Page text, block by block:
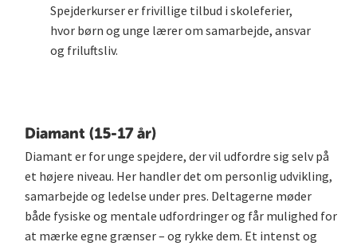
Spejderkurser er frivillige tilbud i skoleferier,
hvor børn og unge lærer om samarbejde, ansvar
og friluftsliv.
Diamant (15-17 år)
Diamant er for unge spejdere, der vil udfordre sig selv på
et højere niveau. Her handler det om personlig udvikling,
samarbejde og ledelse under pres. Deltagerne møder
både fysiske og mentale udfordringer og får mulighed for
at mærke egne grænser – og rykke dem. Et intenst og